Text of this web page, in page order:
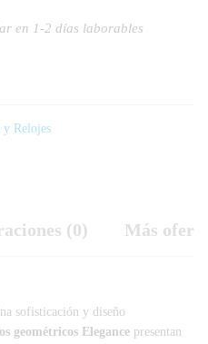
en 1-2 días laborables
y Relojes
(0) Más
sofisticación y diseño
geométricos Elegance presentan